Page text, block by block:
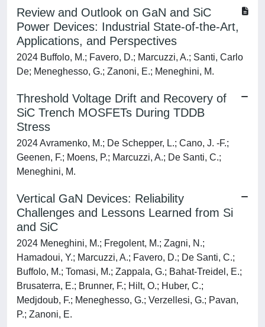
Review and Outlook on GaN and SiC
Power Devices: Industrial State-of-the-Art,
Applications, and Perspectives
2024 Buffolo, M.; Favero, D.; Marcuzzi, A.; Santi, Carlo
De; Meneghesso, G.; Zanoni, E.; Meneghini, M.
Threshold Voltage Drift and Recovery of
SiC Trench MOSFETs During TDDB
Stress
2024 Avramenko, M.; De Schepper, L.; Cano, J. -F.;
Geenen, F.; Moens, P.; Marcuzzi, A.; De Santi, C.;
Meneghini, M.
Vertical GaN Devices: Reliability
Challenges and Lessons Learned from Si
and SiC
2024 Meneghini, M.; Fregolent, M.; Zagni, N.;
Hamadoui, Y.; Marcuzzi, A.; Favero, D.; De Santi, C.;
Buffolo, M.; Tomasi, M.; Zappala, G.; Bahat-Treidel, E.;
Brusaterra, E.; Brunner, F.; Hilt, O.; Huber, C.;
Medjdoub, F.; Meneghesso, G.; Verzellesi, G.; Pavan,
P.; Zanoni, E.